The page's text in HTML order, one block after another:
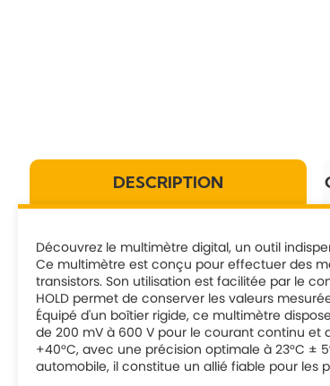
DESCRIPTION
Découvrez le multimètre digital, un outil
Ce multimètre est conçu pour effectuer des
transistors. Son utilisation est facilitée par le
HOLD permet de conserver les valeurs
Équipé d'un boîtier rigide, ce multimètre
de 200 mV à 600 V pour le courant continu et
+40°C, avec une précision optimale à 23°C ±
automobile, il constitue un allié fiable pour les